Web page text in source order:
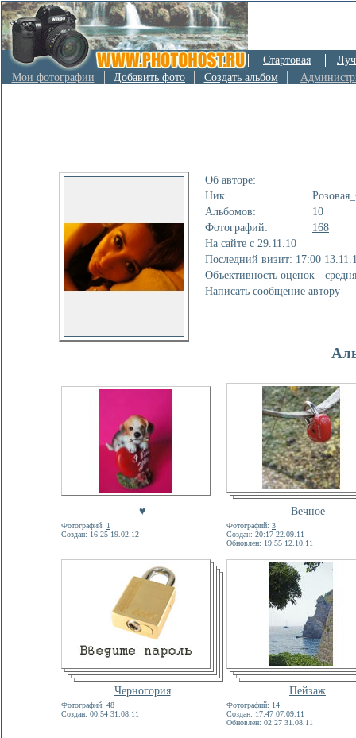
Стартовая
Мои фотографии
Добавить фото Создать альбом
Об авторе:
Ник
Альбомов:
10
Фотографий:
168
На сайте с 29.11.10
Последний визит: 17:00
Объективность оценок -
Написать сообщение автору
♥ Вечное
Фотографий: 1
Создан: 16:25 19.02.12
Фотографий: 3
Создан: 20:17 22.09.11
Обновлен: 19:55 12.10.11
Черногория Пейзаж
Фотографий: 48
Создан: 00:54 31.08.11
Фотографий: 14
Создан: 17:47 07.09.11
Обновлен: 02:27 31.08.11